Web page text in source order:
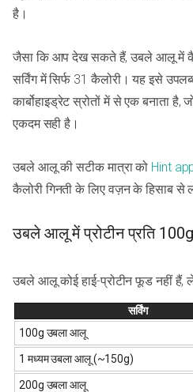
है।
जैसा कि आप देख सकते हैं, उबले आलू में
सर्विंग में सिर्फ 31 कैलोरी। यह इसे
कार्बोहाइड्रेट स्रोतों में से एक बनाता
एकदम सही है।
उबले आलू की सटीक मात्रा को Hint
कैलोरी गिनती के लिए वज़न के हिसाब से
उबले आलू में प्रोटीन प्रति 100g
उबले आलू कोई हाई-प्रोटीन फूड नहीं हैं,
सर्विंग
100g उबला आलू
1 मध्यम उबला आलू (~150g)
200g उबला आलू